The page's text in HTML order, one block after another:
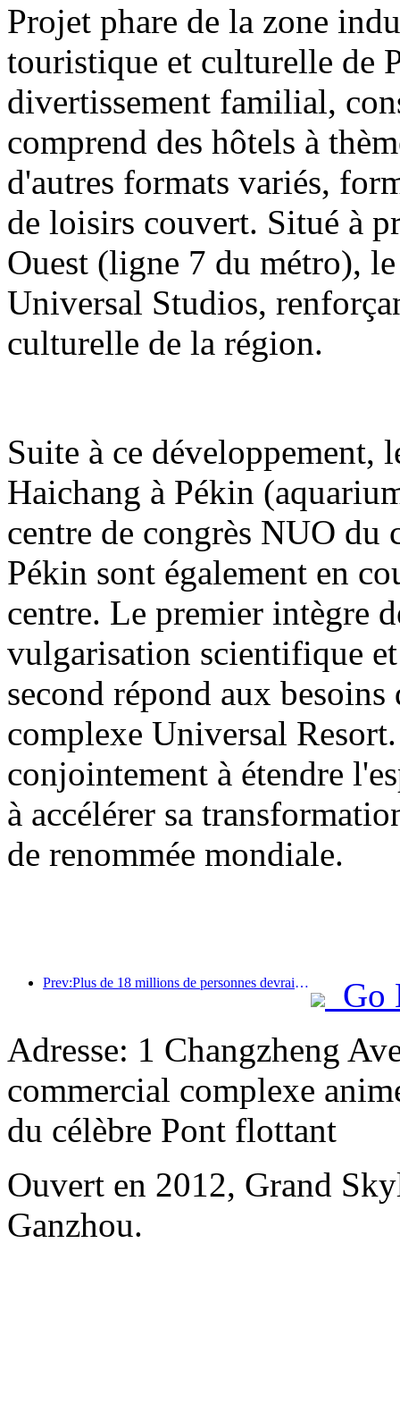
Projet phare de la zone
touristique et culturelle de
divertissement familial,
comprend des hôtels à
d'autres formats variés,
de loisirs couvert. Situé à
Ouest (ligne 7 du métro),
Universal Studios,
culturelle de la région.
Suite à ce développement,
Haichang à Pékin
centre de congrès NUO du
Pékin sont également en
centre. Le premier intègre
vulgarisation scientifique
second répond aux
complexe Universal
conjointement à étendre
à accélérer sa
de renommée mondiale.
Prev:Plus de 18 millions de personnes devraient entrer et sortir du pays pendant les neuf jours de vacances du Nouvel An chinois.
Go
Adresse: 1 Changzheng
commercial complexe
du célèbre Pont flottant
Ouvert en 2012, Grand
Ganzhou.